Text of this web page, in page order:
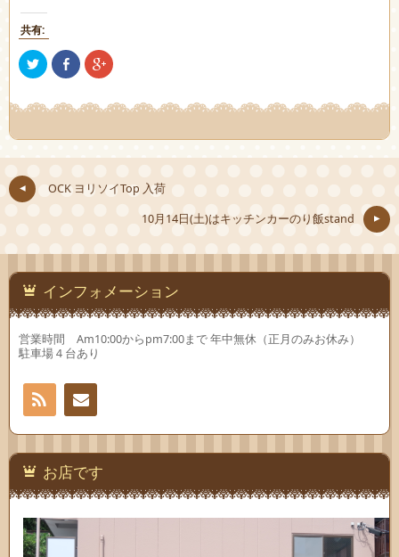
共有:
ク
リ
し
て
で
い
で
き
ま
す)
Facebook
で
(新
し
ウ
ン
で
ク
リ
し
て
で
有
い
で
き
ま
す)
OCK ヨリソイTop 入荷
10月14日(土)はキッチンカーのり飯stand
インフォメーション
営業時間 Am10:00からpm7:00まで 年中無休（正月のみお休み）
駐車場４台あり
お問
い合
わせ
お店です